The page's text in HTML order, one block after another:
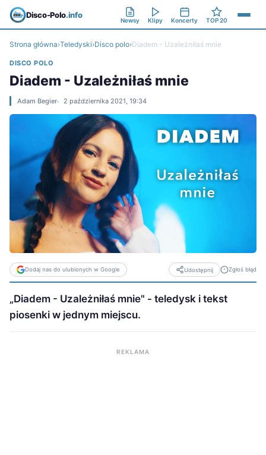
Disco-Polo.info
Newsy Klipy Koncerty TOP 20
Strona główna›Teledyski›Disco polo›Diadem - Uzależniłaś mnie
DISCO POLO
Diadem - Uzależniłaś mnie
Adam Begier 2 października 2021, 19:34
Dodaj nas do ulubionych w Google Udostępnij Zgłoś błąd
„Diadem - Uzależniłaś mnie" - teledysk i tekst
piosenki w jednym miejscu.
REKLAMA